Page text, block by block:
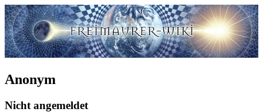
Anonym
Nicht angemeldet